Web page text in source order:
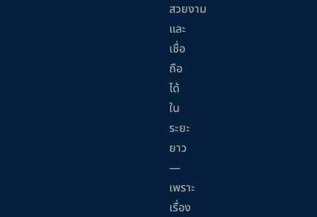
สวยงาม
และ
เชื่อ
ถือ
ได้
ใน
ระยะ
ยาว
—
เพราะ
เรื่อง